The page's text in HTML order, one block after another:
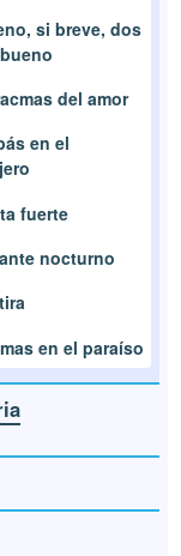
si breve, dos
del amor
en el
fuerte
nocturno
en el paraíso